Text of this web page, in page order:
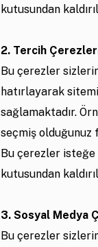
kutusundan
2. Tercih
Bu çerezler
hatırlayarak
sağlamaktadır.
seçmiş olduğunuz
Bu çerezler isteğe
kutusundan
3. Sosyal Medya
Bu çerezler